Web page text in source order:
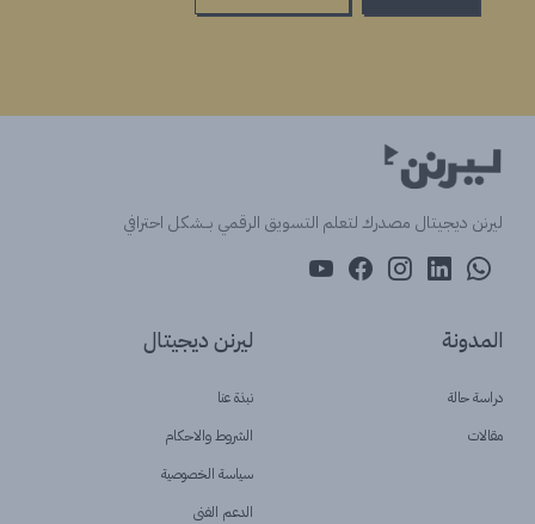
ليرنن ديجيتال مصدرك لتعلم التسويق الرقمي بــشكل احترافي
المدونة
دراسة حالة
مقالات
ليرنن ديجيتال
نبذة عنا
الشروط والاحكام
سياسة الخصوصية
الدعم الفنى